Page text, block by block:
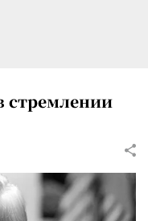
стремлении